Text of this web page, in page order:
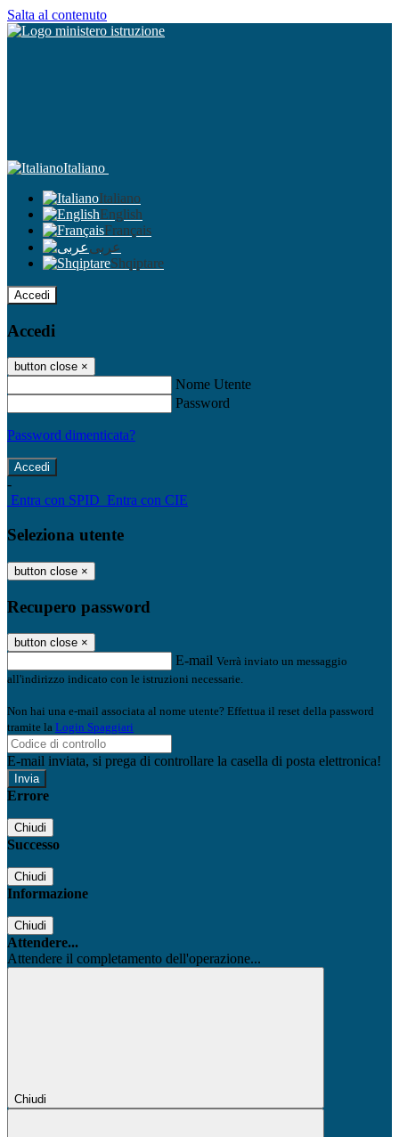
Salta al contenuto
Italiano
Italiano
English
Français
عربى
Shqiptare
Accedi
Accedi
button close ×
Nome Utente
Password
Password dimenticata?
-
Entra con SPID Entra con CIE
Seleziona utente
button close ×
Recupero password
button close ×
E-mail Verrà inviato un messaggio
all'indirizzo indicato con le istruzioni necessarie.
Non hai una e-mail associata al nome utente? Effettua il reset della password
tramite la Login Spaggiari
E-mail inviata, si prega di controllare la casella di posta elettronica!
Errore
Chiudi
Successo
Chiudi
Informazione
Chiudi
Attendere...
Attendere il completamento dell'operazione...
Chiudi